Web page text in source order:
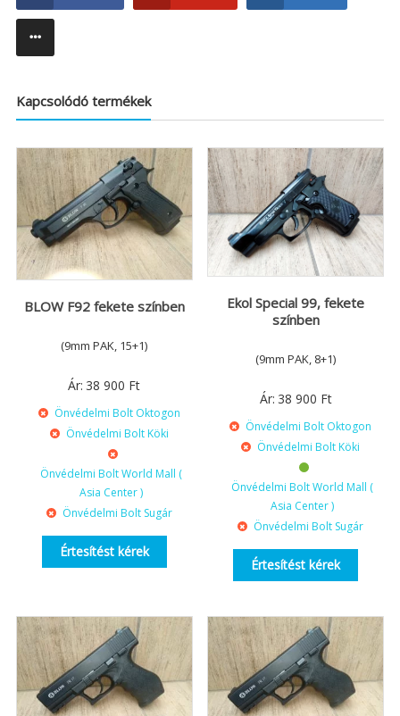
Kapcsolódó termékek
BLOW F92 fekete színben
(9mm PAK, 15+1)
Ár: 38 900 Ft
Önvédelmi Bolt Oktogon
Önvédelmi Bolt Köki
Önvédelmi Bolt World Mall (
Asia Center )
Önvédelmi Bolt Sugár
Értesítést kérek
Ekol Special 99, fekete
színben
(9mm PAK, 8+1)
Ár: 38 900 Ft
Önvédelmi Bolt Oktogon
Önvédelmi Bolt Köki
Önvédelmi Bolt World Mall (
Asia Center )
Önvédelmi Bolt Sugár
Értesítést kérek